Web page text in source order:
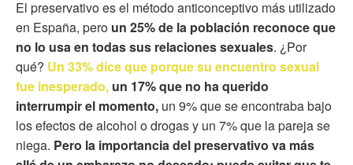
El preservativo es el método anticonceptivo más utilizado
en España, pero un 25% de la población reconoce que
no lo usa en todas sus relaciones sexuales. ¿Por
qué? Un 33% dice que porque su encuentro sexual
fue inesperado, un 17% que no ha querido
interrumpir el momento, un 9% que se encontraba bajo
los efectos de alcohol o drogas y un 7% que la pareja se
niega. Pero la importancia del preservativo va más